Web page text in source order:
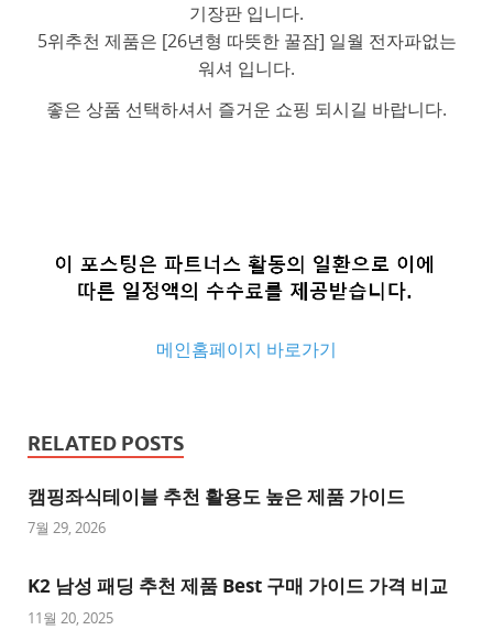
기장판 입니다.
5위추천 제품은 [26년형 따뜻한 꿀잠] 일월 전자파없는
워셔 입니다.
좋은 상품 선택하셔서 즐거운 쇼핑 되시길 바랍니다.
메인홈페이지 바로가기
사
이
트
천
사
RELATED POSTS
캠핑좌식테이블 추천 활용도 높은 제품 가이드
7월 29, 2026
K2 남성 패딩 추천 제품 Best 구매 가이드 가격 비교
11월 20, 2025